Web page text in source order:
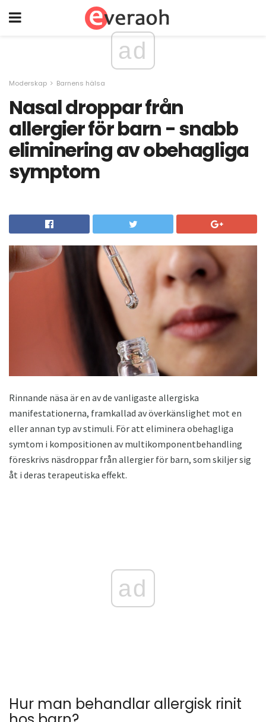
ad
Moderskap Barnens hälsa
Nasal droppar från
allergier för barn - snabb
eliminering av obehagliga
symptom
Rinnande näsa är en av de vanligaste allergiska
manifestationerna, framkallad av överkänslighet mot en
eller annan typ av stimuli. För att eliminera obehagliga
symtom i kompositionen av multikomponentbehandling
föreskrivs näsdroppar från allergier för barn, som skiljer sig
åt i deras terapeutiska effekt.
ad
Hur man behandlar allergisk rinit